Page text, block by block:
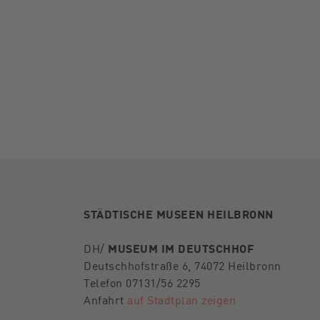
STÄDTISCHE MUSEEN HEILBRONN
DH/ MUSEUM IM DEUTSCHHOF
Deutschhofstraße 6, 74072 Heilbronn
Telefon 07131/56 2295
Anfahrt auf Stadtplan zeigen